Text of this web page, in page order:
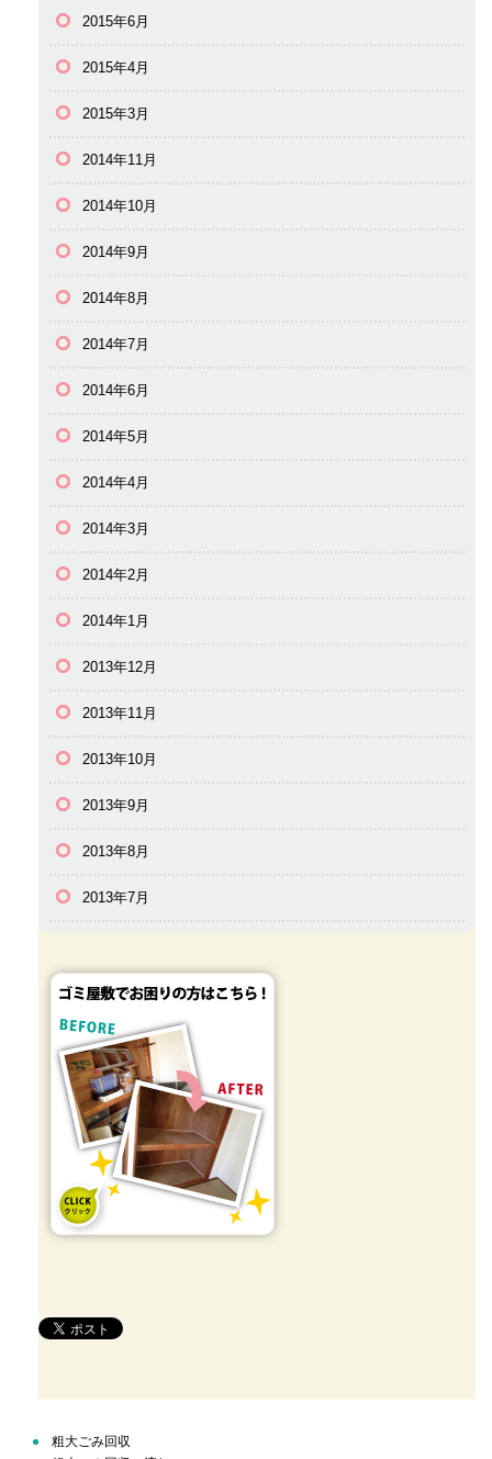
2015年6月
2015年4月
2015年3月
2014年11月
2014年10月
2014年9月
2014年8月
2014年7月
2014年6月
2014年5月
2014年4月
2014年3月
2014年2月
2014年1月
2013年12月
2013年11月
2013年10月
2013年9月
2013年8月
2013年7月
粗大ごみ回収